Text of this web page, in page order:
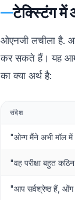
टेक्स्टिंग में
ओएनजी लचीला है.
कर सकते हैं। यह
का क्या अर्थ है:
संदेश
"ओन्ग मैंने अभी मॉल में
"वह परीक्षा बहुत
"आप सर्वश्रेष्ठ हैं, ओंग